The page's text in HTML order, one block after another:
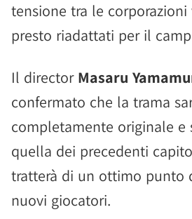
tensione tra le
presto riadattati per il
Il director Masaru
confermato che la trama
completamente originale e
quella dei precedenti
tratterà di un ottimo punto
nuovi giocatori.